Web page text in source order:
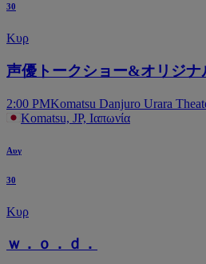
30
Κυρ
声優トークショー&オリジナ
2:00 PMKomatsu Danjuro Urara
Komatsu, JP, Ιαπωνία
Αυγ
30
Κυρ
ｗ．ｏ．ｄ．